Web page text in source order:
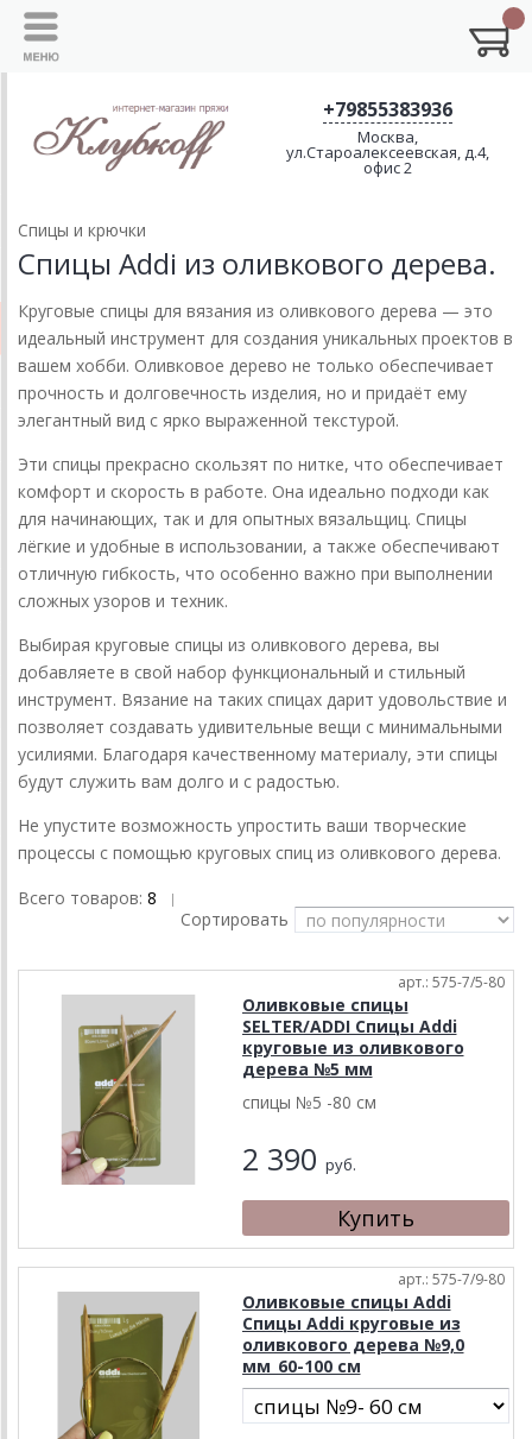
+79855383936
Москва,
ул.Староалексеевская, д.4,
офис 2
Спицы и крючки
Спицы Addi из оливкового дерева.
Круговые спицы для вязания из оливкового дерева — это
идеальный инструмент для создания уникальных проектов в
вашем хобби. Оливковое дерево не только обеспечивает
прочность и долговечность изделия, но и придаёт ему
элегантный вид с ярко выраженной текстурой.
Эти спицы прекрасно скользят по нитке, что обеспечивает
комфорт и скорость в работе. Она идеально подходи как
для начинающих, так и для опытных вязальщиц. Спицы
лёгкие и удобные в использовании, а также обеспечивают
отличную гибкость, что особенно важно при выполнении
сложных узоров и техник.
Выбирая круговые спицы из оливкового дерева, вы
добавляете в свой набор функциональный и стильный
инструмент. Вязание на таких спицах дарит удовольствие и
позволяет создавать удивительные вещи с минимальными
усилиями. Благодаря качественному материалу, эти спицы
будут служить вам долго и с радостью.
Не упустите возможность упростить ваши творческие
процессы с помощью круговых спиц из оливкового дерева.
Всего товаров: 8 |
Сортировать
арт.: 575-7/5-80
Оливковые спицы
SELTER/ADDI Спицы Addi
круговые из оливкового
дерева №5 мм
спицы №5 -80 см
2 390 руб.
арт.: 575-7/9-80
Оливковые спицы Addi
Спицы Addi круговые из
оливкового дерева №9,0
мм_60-100 см